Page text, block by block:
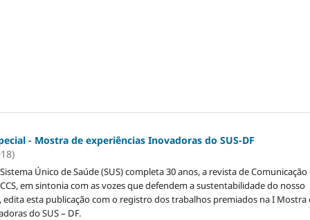
- Mostra de experiências Inovadoras do SUS-DF
Único de Saúde (SUS) completa 30 anos, a revista de Comunicação
em sintonia com as vozes que defendem a sustentabilidade do nosso
edita esta publicação com o registro dos trabalhos premiados na I Mostra
do SUS – DF.